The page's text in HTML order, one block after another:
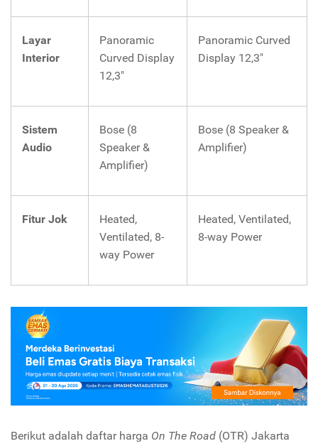
Layar
Interior
Panoramic
Curved Display
12,3"
Panoramic Curved
Display 12,3"
Sistem
Audio
Bose (8
Speaker &
Amplifier)
Bose (8 Speaker &
Amplifier)
Fitur Jok
Heated,
Ventilated, 8-
way Power
Heated, Ventilated,
8-way Power
Berikut adalah daftar harga On The Road (OTR) Jakarta